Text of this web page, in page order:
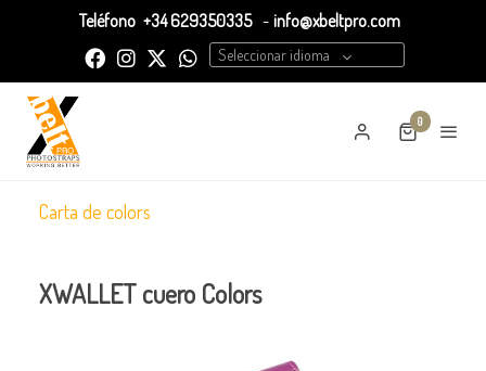
Teléfono +34 629350335 - info@xbeltpro.com
Seleccionar idioma
0
Carta de colors
XWALLET cuero Colors